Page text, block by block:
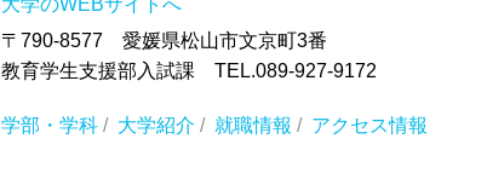
大学のWEBサイトへ
〒790-8577 愛媛県松山市文京町3番
教育学生支援部入試課 TEL.089-927-9172
学部・学科/ 大学紹介 / 就職情報 / アクセス情報